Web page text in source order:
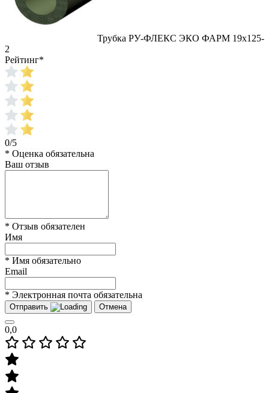
Трубка РУ-ФЛЕКС ЭКО ФАРМ 19x125-
2
Рейтинг*
0/5
* Оценка обязательна
Ваш отзыв
* Отзыв обязателен
Имя
* Имя обязательно
Email
* Электронная почта обязательна
Отправить Отмена
0,0